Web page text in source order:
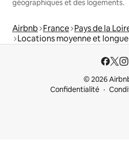
géographiques et des logements.
Airbnb France Pays de la
Locations moyenne et
© 2026
Confidentialité